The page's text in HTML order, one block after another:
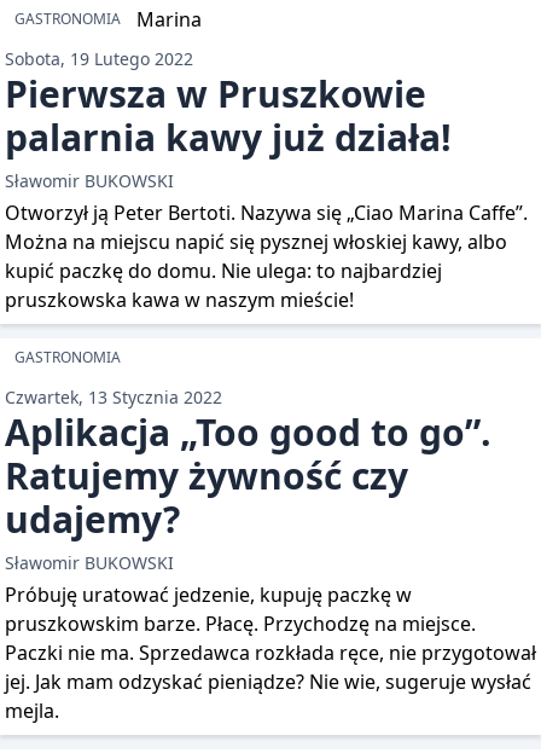
GASTRONOMIA
Sobota, 19 Lutego 2022
Pierwsza w Pruszkowie
palarnia kawy już działa!
Sławomir BUKOWSKI
Otworzył ją Peter Bertoti. Nazywa się „Ciao Marina Caffe”.
Można na miejscu napić się pysznej włoskiej kawy, albo
kupić paczkę do domu. Nie ulega: to najbardziej
pruszkowska kawa w naszym mieście!
GASTRONOMIA
Czwartek, 13 Stycznia 2022
Aplikacja „Too good to go”.
Ratujemy żywność czy
udajemy?
Sławomir BUKOWSKI
Próbuję uratować jedzenie, kupuję paczkę w
pruszkowskim barze. Płacę. Przychodzę na miejsce.
Paczki nie ma. Sprzedawca rozkłada ręce, nie przygotował
jej. Jak mam odzyskać pieniądze? Nie wie, sugeruje wysłać
mejla.